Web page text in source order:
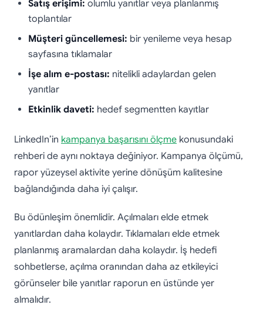
Satış erişimi: olumlu yanıtlar veya planlanmış
toplantılar
Müşteri güncellemesi: bir yenileme veya hesap
sayfasına tıklamalar
İşe alım e-postası: nitelikli adaylardan gelen
yanıtlar
Etkinlik daveti: hedef segmentten kayıtlar
LinkedIn’in kampanya başarısını ölçme konusundaki
rehberi de aynı noktaya değiniyor. Kampanya ölçümü,
rapor yüzeysel aktivite yerine dönüşüm kalitesine
bağlandığında daha iyi çalışır.
Bu ödünleşim önemlidir. Açılmaları elde etmek
yanıtlardan daha kolaydır. Tıklamaları elde etmek
planlanmış aramalardan daha kolaydır. İş hedefi
sohbetlerse, açılma oranından daha az etkileyici
görünseler bile yanıtlar raporun en üstünde yer
almalıdır.